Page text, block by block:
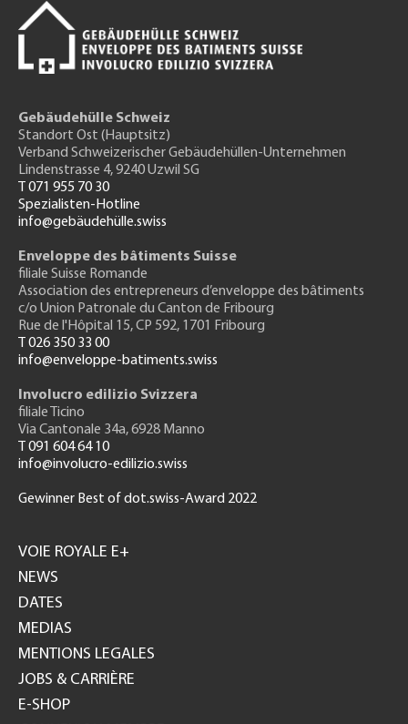
Gebäudehülle Schweiz
Standort Ost (Hauptsitz)
Verband Schweizerischer Gebäudehüllen-Unternehmen
Lindenstrasse 4, 9240 Uzwil SG
T 071 955 70 30
Spezialisten-Hotline
info@gebäudehülle.swiss
Enveloppe des bâtiments Suisse
filiale Suisse Romande
Association des entrepreneurs d’enveloppe des bâtiments
c/o Union Patronale du Canton de Fribourg
Rue de l'Hôpital 15, CP 592, 1701 Fribourg
T 026 350 33 00
info@enveloppe-batiments.swiss
Involucro edilizio Svizzera
filiale Ticino
Via Cantonale 34a, 6928 Manno
T 091 604 64 10
info@involucro-edilizio.swiss
Gewinner Best of dot.swiss-Award 2022
GH
VOIE ROYALE E+
NEWS
DATES
MEDIAS
MENTIONS LEGALES
JOBS & CARRIÈRE
E-SHOP